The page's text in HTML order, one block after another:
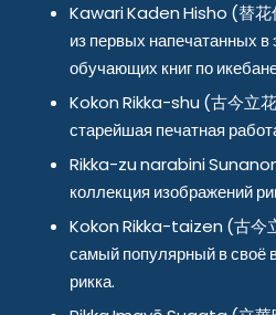
Kawari Kaden Hisho (替花
из первых напечатанных
обучающих книг по
Kokon Rikka-shu (古今立
старейшая печатная
Rikka-zu narabini
коллекция изображений
Kokon Rikka-taizen (古今
самый популярный в своё
рикка.